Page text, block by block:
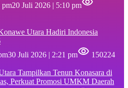
pm20 Juli 2026 | 5:10 pm
Utara Hadiri Indonesia
30 Juli 2026 | 2:21 pm
150224
Tampilkan Tenun Konasara di
Perkuat Promosi UMKM Daerah